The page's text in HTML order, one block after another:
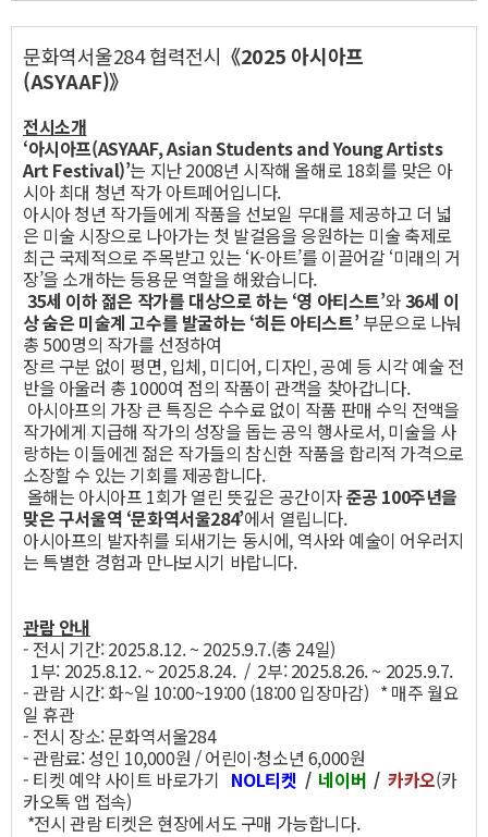
문화역서울284 협력전시 《2025 아시아프
(ASYAAF)》
전시소개
‘아시아프(ASYAAF, Asian Students and Young Artists
Art Festival)’는 지난 2008년 시작해 올해로 18회를 맞은 아
시아 최대 청년 작가 아트페어입니다.
아시아 청년 작가들에게 작품을 선보일 무대를 제공하고 더 넓
은 미술 시장으로 나아가는 첫 발걸음을 응원하는 미술 축제로
최근 국제적으로 주목받고 있는 ‘K-아트’를 이끌어갈 ‘미래의 거
장’을 소개하는 등용문 역할을 해왔습니다.
35세 이하 젊은 작가를 대상으로 하는 ‘영 아티스트’와36세 이
상 숨은 미술계 고수를 발굴하는 ‘히든 아티스트’부문으로 나눠
총 500명의 작가를 선정하여
장르 구분 없이 평면, 입체, 미디어, 디자인, 공예 등 시각 예술 전
반을 아울러 총 1000여 점의 작품이 관객을 찾아갑니다.
아시아프의 가장 큰 특징은 수수료 없이 작품 판매 수익 전액을
작가에게 지급해 작가의 성장을 돕는 공익 행사로서, 미술을 사
랑하는 이들에겐 젊은 작가들의 참신한 작품을 합리적 가격으로
소장할 수 있는 기회를 제공합니다.
올해는 아시아프 1회가 열린 뜻깊은 공간이자준공 100주년을
맞은 구서울역 ‘문화역서울284’에서 열립니다.
아시아프의 발자취를 되새기는 동시에, 역사와 예술이 어우러지
는 특별한 경험과 만나보시기 바랍니다.
관람 안내
- 전시 기간: 2025.8.12. ~ 2025.9.7.(총 24일)
1부: 2025.8.12. ~ 2025.8.24. / 2부: 2025.8.26. ~ 2025.9.7.
- 관람 시간: 화~일 10:00~19:00 (18:00 입장마감) * 매주 월요
일 휴관
- 전시 장소: 문화역서울284
- 관람료: 성인 10,000원 / 어린이·청소년 6,000원
- 티켓 예약 사이트 바로가기 NOL티켓 / 네이버 /카카오(카
카오톡 앱 접속)
*전시 관람 티켓은 현장에서도 구매 가능합니다.